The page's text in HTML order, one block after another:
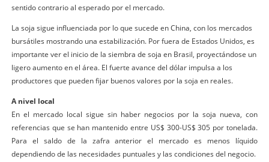
sentido contrario al esperado por el mercado.
La soja sigue influenciada por lo que sucede en China, con los mercados
bursátiles mostrando una estabilización. Por fuera de Estados Unidos, es
importante ver el inicio de la siembra de soja en Brasil, proyectándose un
ligero aumento en el área. El fuerte avance del dólar impulsa a los
productores que pueden fijar buenos valores por la soja en reales.
A nivel local
En el mercado local sigue sin haber negocios por la soja nueva, con
referencias que se han mantenido entre US$ 300-US$ 305 por tonelada.
Para el saldo de la zafra anterior el mercado es menos líquido
dependiendo de las necesidades puntuales y las condiciones del negocio.